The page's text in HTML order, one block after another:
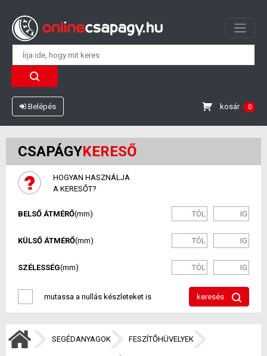
Belépés kosár 0
CSAPÁGYKERESŐ
HOGYAN HASZNÁLJA
A KERESŐT?
BELSŐ ÁTMÉRŐ(mm)
KÜLSŐ ÁTMÉRŐ(mm)
SZÉLESSÉG(mm)
mutassa a nullás készleteket is keresés
SEGÉDANYAGOK FESZÍTŐHÜVELYEK